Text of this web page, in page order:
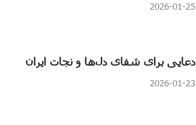
2026-01-25
دعایی برای شفای دل‌ها و نجات ایران
2026-01-23